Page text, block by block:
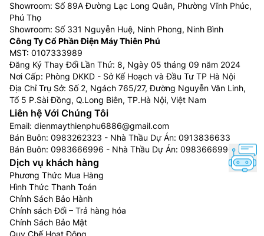
Showroom: Số 89A Đường Lạc Long Quân, Phường Vĩnh Phúc,
Phú Thọ
Showroom: Số 331 Nguyễn Huệ, Ninh Phong, Ninh Bình
Công Ty Cổ Phần Điện Máy Thiên Phú
MST: 0107333989
Đăng Ký Thay Đổi Lần Thứ: 8, Ngày 05 tháng 09 năm 2024
Nơi Cấp: Phòng DKKD - Sở Kế Hoạch và Đầu Tư TP Hà Nội
Địa Chỉ Trụ Sở: Số 2, Ngách 765/27, Đường Nguyễn Văn Linh,
Tổ 5 P.Sài Đồng, Q.Long Biên, TP.Hà Nội, Việt Nam
Liên hệ Với Chúng Tôi
Email: dienmaythienphu6886@gmail.com
Bán Buôn: 0983262323 - Nhà Thầu Dự Án: 0913836633
Bán Buôn: 0983666996 - Nhà Thầu Dự Án: 0983666996
Dịch vụ khách hàng
Phương Thức Mua Hàng
Hình Thức Thanh Toán
Chính Sách Bảo Hành
Chính sách Đổi – Trả hàng hóa
Chính Sách Bảo Mật